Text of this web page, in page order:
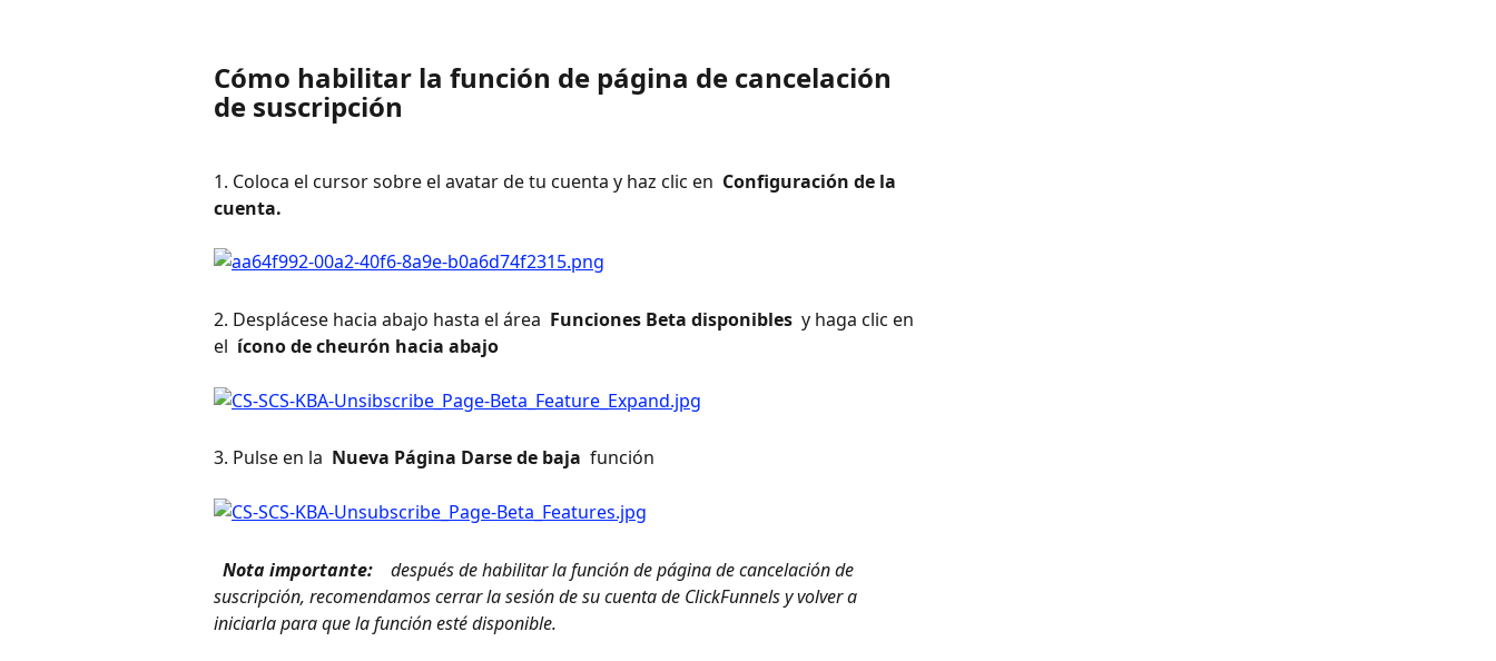
Cómo habilitar la función de página de cancelación
de suscripción
1. Coloca el cursor sobre el avatar de tu cuenta y haz clic en Configuración de la
cuenta.
2. Desplácese hacia abajo hasta el área Funciones Beta disponibles y haga clic en
el ícono de cheurón hacia abajo
3. Pulse en la Nueva Página Darse de baja función
Nota importante:
después de habilitar la función de página de cancelación de
suscripción, recomendamos cerrar la sesión de su cuenta de ClickFunnels y volver a
iniciarla para que la función esté disponible.